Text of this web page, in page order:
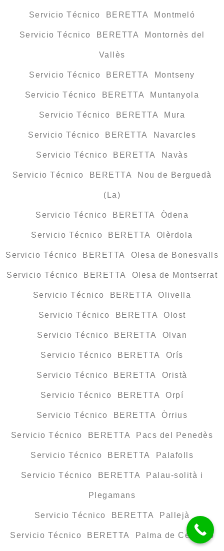
Servicio Técnico BERETTA Montmeló
Servicio Técnico BERETTA Montornès del
Vallès
Servicio Técnico BERETTA Montseny
Servicio Técnico BERETTA Muntanyola
Servicio Técnico BERETTA Mura
Servicio Técnico BERETTA Navarcles
Servicio Técnico BERETTA Navàs
Servicio Técnico BERETTA Nou de Berguedà
(La)
Servicio Técnico BERETTA Òdena
Servicio Técnico BERETTA Olèrdola
Servicio Técnico BERETTA Olesa de Bonesvalls
Servicio Técnico BERETTA Olesa de Montserrat
Servicio Técnico BERETTA Olivella
Servicio Técnico BERETTA Olost
Servicio Técnico BERETTA Olvan
Servicio Técnico BERETTA Orís
Servicio Técnico BERETTA Oristà
Servicio Técnico BERETTA Orpí
Servicio Técnico BERETTA Òrrius
Servicio Técnico BERETTA Pacs del Penedès
Servicio Técnico BERETTA Palafolls
Servicio Técnico BERETTA Palau-solità i
Plegamans
Servicio Técnico BERETTA Pallejà
Servicio Técnico BERETTA Palma de Cervelló